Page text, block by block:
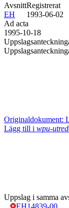
Avsnitt
EH
Registrerat
1993-06-02
Ad acta
1995-10-18
Originaldokument:
Lägg till i wpu-
Uppslag i samma
EH14839-00